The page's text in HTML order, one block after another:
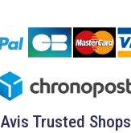
Avis Trusted Shops